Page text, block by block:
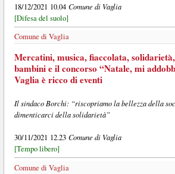
18/12/2021 10.04 Comune di Vaglia
[Difesa del suolo]
Comune di Vaglia
Mercatini, musica, fiaccolata,
bambini e il concorso “Natale, mi
Vaglia è ricco di eventi
Il sindaco Borchi: “riscopriamo la bellezza della
dimenticarci della solidarietà”
30/11/2021 12.23 Comune di Vaglia
[Tempo libero]
Comune di Vaglia